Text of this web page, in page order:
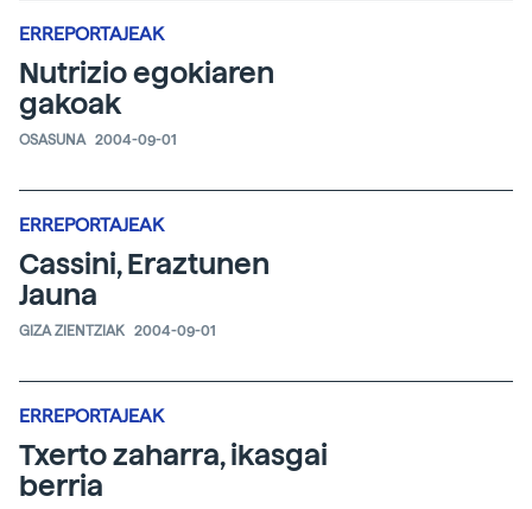
ERREPORTAJEAK
Nutrizio egokiaren
gakoak
OSASUNA 2004-09-01
ERREPORTAJEAK
Cassini, Eraztunen
Jauna
GIZA ZIENTZIAK 2004-09-01
ERREPORTAJEAK
Txerto zaharra, ikasgai
berria